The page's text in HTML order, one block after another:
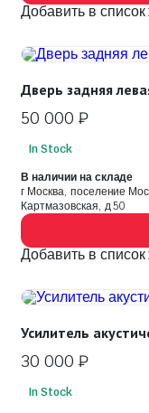
Добавить в
Дверь задняя
50 000 ₽
In Stock
В наличии на складе
г Москва, поселение
Картмазовская, д 50
Добавить в
Усилитель
30 000 ₽
In Stock